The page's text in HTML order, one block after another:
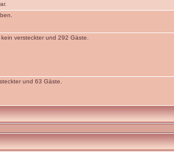
versteckter und 292 Gäste.
und 63 Gäste.